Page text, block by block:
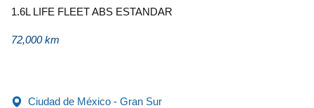
1.6L LIFE FLEET ABS ESTANDAR
72,000 km
Ciudad de México - Gran Sur